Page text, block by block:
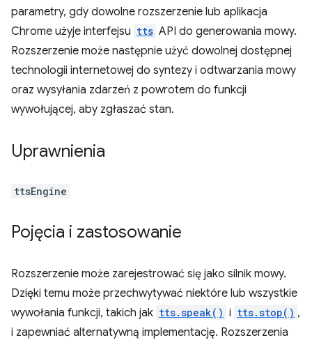
parametry, gdy dowolne rozszerzenie lub aplikacja
Chrome użyje interfejsu tts API do generowania mowy.
Rozszerzenie może następnie użyć dowolnej dostępnej
technologii internetowej do syntezy i odtwarzania mowy
oraz wysyłania zdarzeń z powrotem do funkcji
wywołującej, aby zgłaszać stan.
Uprawnienia
ttsEngine
Pojęcia i zastosowanie
Rozszerzenie może zarejestrować się jako silnik mowy.
Dzięki temu może przechwytywać niektóre lub wszystkie
wywołania funkcji, takich jak tts.speak() i tts.stop() ,
i zapewniać alternatywną implementację. Rozszerzenia